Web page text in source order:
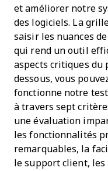
et améliorer notre
des logiciels. La
saisir les nuances
qui rend un outil
aspects critiques du
dessous, vous
fonctionne notre
à travers sept
une évaluation
les fonctionnalités
remarquables, la
le support client,